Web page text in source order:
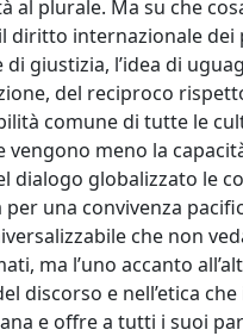
al plurale. Ma su che
diritto internazionale dei
giustizia, l’idea di
del reciproco
comune di tutte le
vengono meno la
dialogo globalizzato le
una convivenza
che non
ma l’uno accanto
discorso e nell’etica
e offre a tutti i suoi